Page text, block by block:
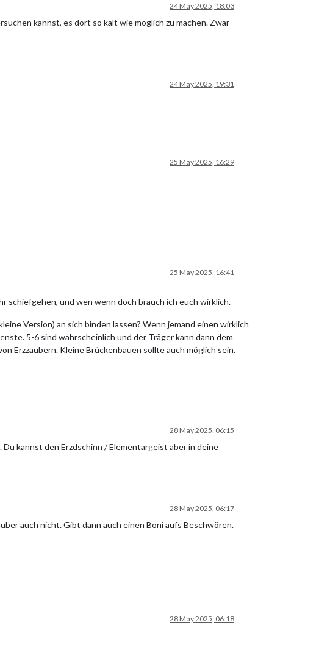
24 May 2025, 18:03
kannst, es dort so kalt wie möglich zu machen. Zwar
24 May 2025, 19:31
25 May 2025, 16:29
25 May 2025, 16:41
schiefgehen, und wen wenn doch brauch ich euch wirklich.
Version) an sich binden lassen? Wenn jemand einen wirklich
5-6 sind wahrscheinlich und der Träger kann dann dem
Erzzaubern. Kleine Brückenbauen sollte auch möglich sein.
28 May 2025, 06:15
kannst den Erzdschinn / Elementargeist aber in deine
28 May 2025, 06:17
auch nicht. Gibt dann auch einen Boni aufs Beschwören.
28 May 2025, 06:18